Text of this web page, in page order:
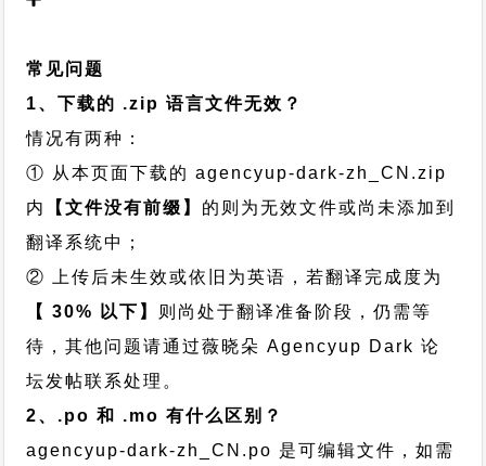
常见问题
1、下载的 .zip 语言文件无效？
情况有两种：
① 从本页面下载的 agencyup-dark-zh_CN.zip
内
【文件没有前缀】 的则为无效文件或尚未添加到
翻译系统中；
② 上传后未生效或依旧为英语，若翻译完成度为
【 30% 以下】 则尚处于翻译准备阶段，仍需等
待，其他问题请通过薇晓朵 Agencyup Dark 论
坛发帖联系处理。
2、.po 和 .mo 有什么区别？
agencyup-dark-zh_CN.po 是可编辑文件，如需